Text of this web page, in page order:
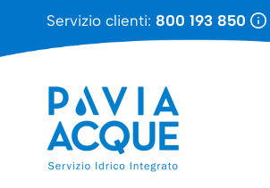
Servizio clienti: 800 193 850